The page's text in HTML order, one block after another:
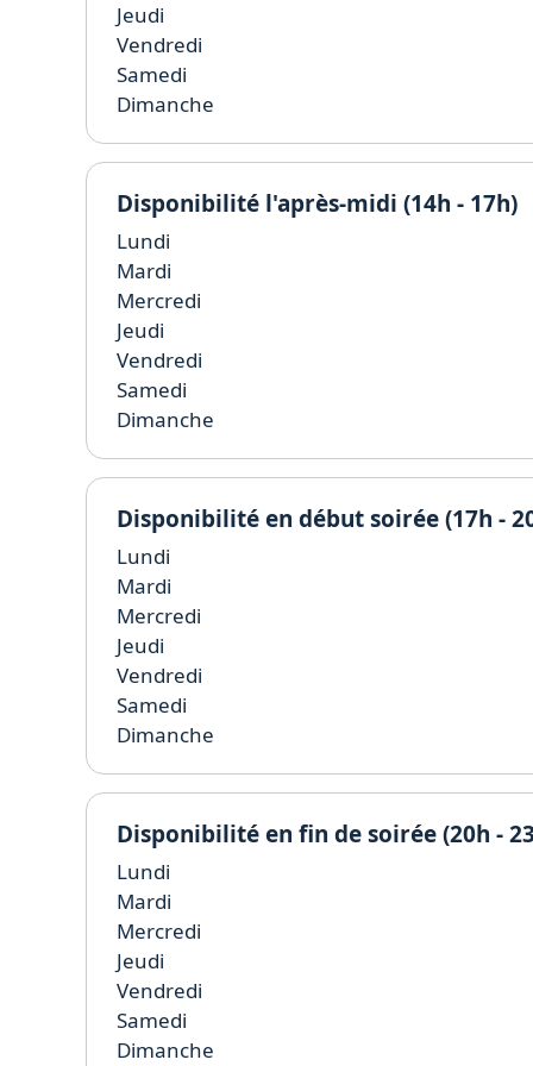
Jeudi
Vendredi
Samedi
Dimanche
Disponibilité l'après-midi (14h - 17h)
Lundi
Mardi
Mercredi
Jeudi
Vendredi
Samedi
Dimanche
Disponibilité en début soirée (17h -
Lundi
Mardi
Mercredi
Jeudi
Vendredi
Samedi
Dimanche
Disponibilité en fin de soirée (20h -
Lundi
Mardi
Mercredi
Jeudi
Vendredi
Samedi
Dimanche